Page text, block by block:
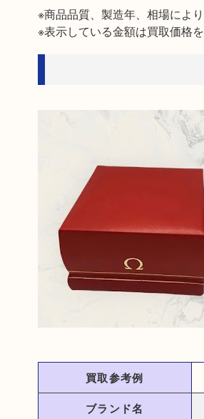
※商品品質、製造年、相場によ
※表示している金額は買取価格
買取参考例
ブランド名